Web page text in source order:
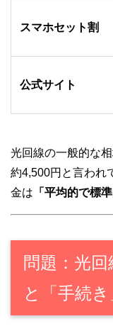
スマホセット割
公式サイト
光回線の一般的な
約4,500円と言われ
金は 「平均的で標
問題：光回
と「手続